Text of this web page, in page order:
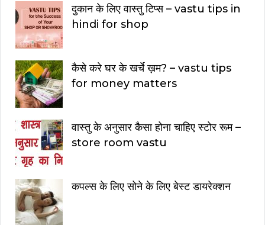
दुकान के लिए वास्तु टिप्स – vastu tips in
hindi for shop
कैसे करे घर के खर्चे ख़म? – vastu tips
for money matters
वास्तु के अनुसार कैसा होना चाहिए स्टोर रूम –
store room vastu
कपल्स के लिए सोने के लिए बेस्ट डायरेक्शन